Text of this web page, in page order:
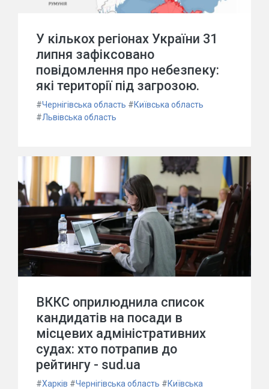
У кількох регіонах України 31
липня зафіксовано
повідомлення про небезпеку:
які території під загрозою.
#Чернігівська область #Київська область
#Львівська область
ВККС оприлюднила список
кандидатів на посади в
місцевих адміністративних
судах: хто потрапив до
рейтингу - sud.ua
#Харків #Чернігівська область #Київська